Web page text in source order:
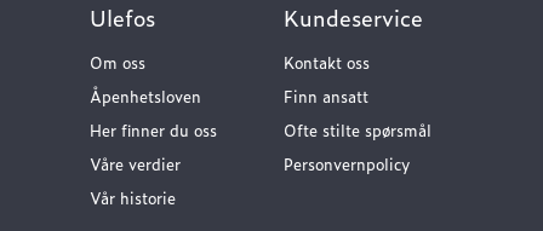
Ulefos
Om oss
Åpenhetsloven
Her finner du oss
Våre verdier
Vår historie
Kundeservice
Kontakt oss
Finn ansatt
Ofte stilte spørsmål
Personvernpolicy